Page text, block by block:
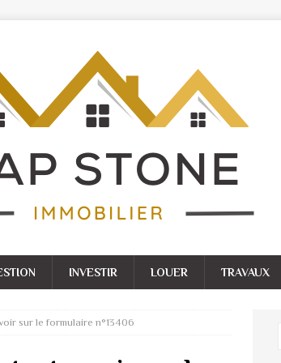
INVESTIR LOUER TRAVAUX
sur le formulaire n°13406